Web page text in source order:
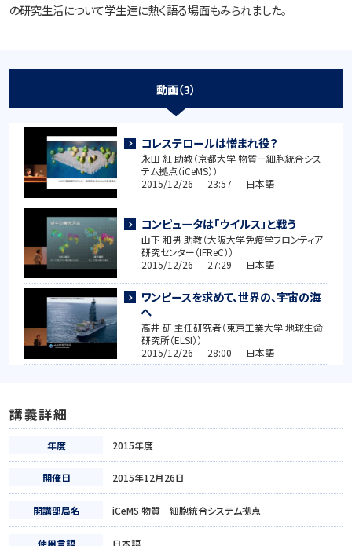
の研究生活について学生達に熱く語る場面もみられました。
動画（3）
コレステロールは憎まれ役？
永田 紅 助教（京都大学 物質ー細胞統合シス
テム拠点（iCeMS））
2015/12/26 23:57 日本語
コンピュータは「ウイルス」と戦う
山下 和男 助教（大阪大学免疫学フロンティア
研究センター（IFReC））
2015/12/26 27:29 日本語
ワンピースを求めて、世界の、宇宙の海
へ
高井 研 主任研究者（東京工業大学 地球生命
研究所（ELSI））
2015/12/26 28:00 日本語
講義詳細
年度 2015年度
開催日 2015年12月26日
開講部局名 iCeMS 物質－細胞統合システム拠点